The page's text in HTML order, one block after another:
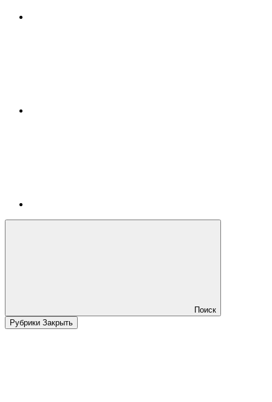
Поиск
Рубрики Закрыть